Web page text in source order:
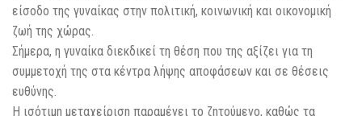
είσοδο της γυναίκας στην πολιτική, κοινωνική και οικονομική
ζωή της χώρας.
Σήμερα, η γυναίκα διεκδικεί τη θέση που της αξίζει για τη
συμμετοχή της στα κέντρα λήψης αποφάσεων και σε θέσεις
ευθύνης.
Η ισότιμη μεταχείριση παραμένει το ζητούμενο, καθώς τα